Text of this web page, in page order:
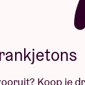
Koop je